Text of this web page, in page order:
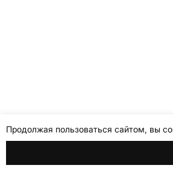
Продолжая пользоваться сайтом, вы